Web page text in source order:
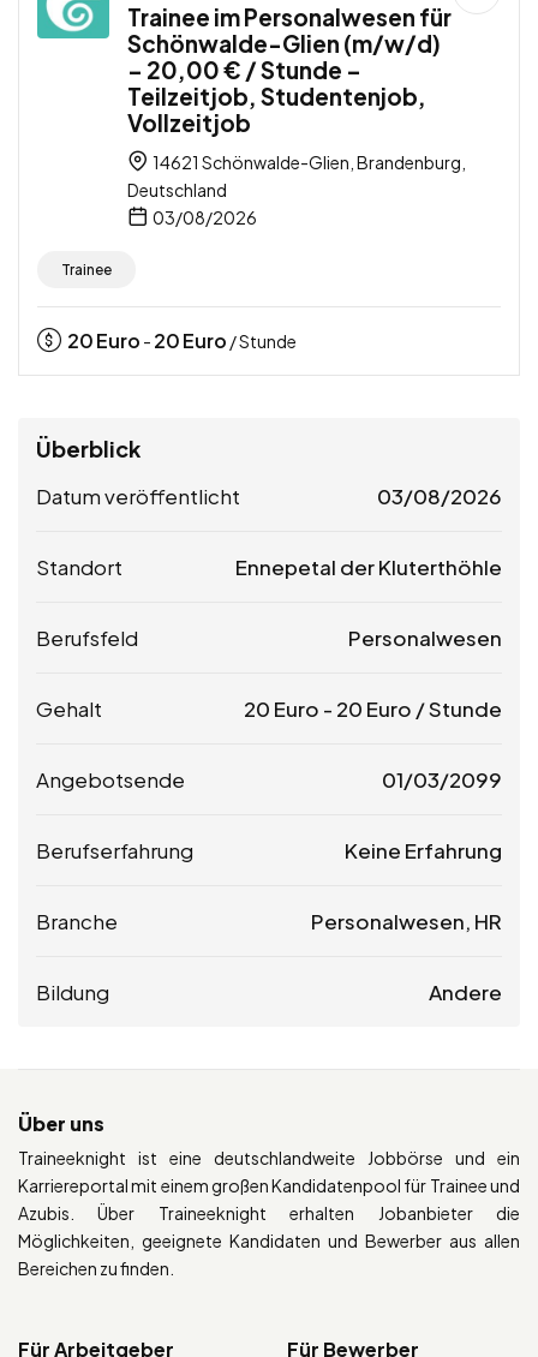
Trainee im Personalwesen für
Schönwalde-Glien (m/w/d)
– 20,00 € / Stunde –
Teilzeitjob, Studentenjob,
Vollzeitjob
14621 Schönwalde-Glien, Brandenburg,
Deutschland
03/08/2026
Trainee
20Euro - 20Euro / Stunde
Überblick
Datum veröffentlicht 03/08/2026
Standort Ennepetal der Kluterthöhle
Berufsfeld Personalwesen
Gehalt 20 Euro - 20 Euro / Stunde
Angebotsende 01/03/2099
Berufserfahrung Keine Erfahrung
Branche Personalwesen, HR
Bildung Andere
Über uns
Traineeknight ist eine deutschlandweite Jobbörse und ein
Karriereportal mit einem großen Kandidatenpool für Trainee und
Azubis. Über Traineeknight erhalten Jobanbieter die
Möglichkeiten, geeignete Kandidaten und Bewerber aus allen
Bereichen zu finden.
Für Arbeitgeber Für Bewerber